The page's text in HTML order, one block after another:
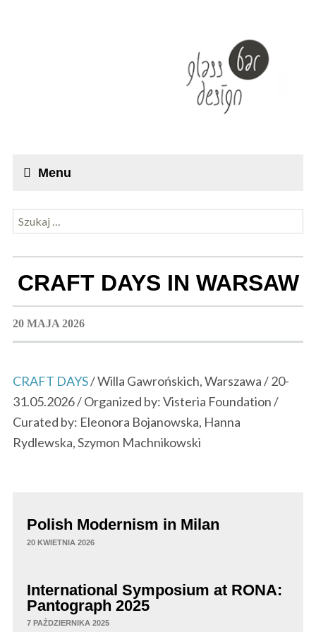
Menu
Szukaj:
CRAFT DAYS IN WARSAW
20 MAJA 2026
CRAFT DAYS/ Willa Gawrońskich, Warszawa / 20-
31.05.2026 / Organized by: Visteria Foundation /
Curated by: Eleonora Bojanowska, Hanna
Rydlewska, Szymon Machnikowski
Polish Modernism in Milan
20 KWIETNIA 2026
International Symposium at RONA:
Pantograph 2025
7 PAŹDZIERNIKA 2025